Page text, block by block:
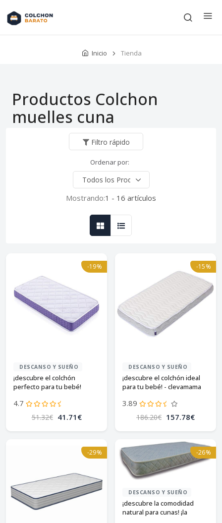
Inicio Tienda
Productos Colchon
muelles cuna
Filtro rápido
Ordenar por:
Mostrando:1 - 16 artículos
-19%
DESCANSO Y SUEÑO
¡descubre el colchón
perfecto para tu bebé!
4.7
51.32€ 41.71€
-15%
DESCANSO Y SUEÑO
¡descubre el colchón ideal
para tu bebé! - clevamama
3.89
186.20€ 157.78€
-29% -26%
DESCANSO Y SUEÑO
¡descubre la comodidad
natural para cunas! ¡la